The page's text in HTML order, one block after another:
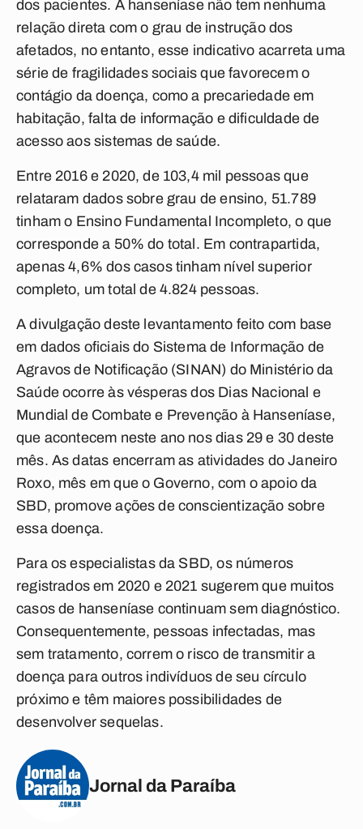
dos pacientes. A hanseníase não tem nenhuma
relação direta com o grau de instrução dos
afetados, no entanto, esse indicativo acarreta uma
série de fragilidades sociais que favorecem o
contágio da doença, como a precariedade em
habitação, falta de informação e dificuldade de
acesso aos sistemas de saúde.
Entre 2016 e 2020, de 103,4 mil pessoas que
relataram dados sobre grau de ensino, 51.789
tinham o Ensino Fundamental Incompleto, o que
corresponde a 50% do total. Em contrapartida,
apenas 4,6% dos casos tinham nível superior
completo, um total de 4.824 pessoas.
A divulgação deste levantamento feito com base
em dados oficiais do Sistema de Informação de
Agravos de Notificação (SINAN) do Ministério da
Saúde ocorre às vésperas dos Dias Nacional e
Mundial de Combate e Prevenção à Hanseníase,
que acontecem neste ano nos dias 29 e 30 deste
mês. As datas encerram as atividades do Janeiro
Roxo, mês em que o Governo, com o apoio da
SBD, promove ações de conscientização sobre
essa doença.
Para os especialistas da SBD,os números
registrados em 2020 e 2021 sugerem que muitos
casos de hanseníase continuam sem diagnóstico.
Consequentemente, pessoas infectadas, mas
sem tratamento, correm o risco de transmitir a
doença para outros indivíduos de seu círculo
próximo e têm maiores possibilidades de
desenvolver sequelas.
Jornal da Paraíba